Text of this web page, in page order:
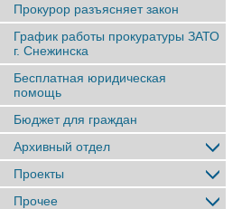
Прокурор разъясняет закон
График работы прокуратуры ЗАТО
г. Снежинска
Бесплатная юридическая
помощь
Бюджет для граждан
Архивный отдел
Проекты
Прочее